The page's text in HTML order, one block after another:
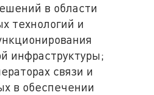
в области
технологий и
инфраструктуры;
связи и
в обеспечении